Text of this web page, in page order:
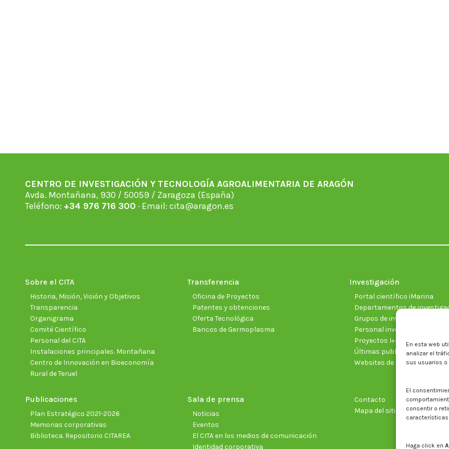
En esta web
analizar el
sus usuarios
El
consentir o
Haga click en
CENTRO DE INVESTIGACIÓN Y TECNOLOGÍA AGROALIMENTARIA DE ARAGÓN
Avda. Montañana, 930 / 50059 / Zaragoza (España)
Teléfono: +34 976 716 300 · Email: cita@aragon.es
Sobre el CITA
Historia, Misión, Visión y Objetivos
Transparencia
Organigrama
Comité Científico
Personal del CITA
Instalaciones principales. Montañana
Centro de Innovación en Bioeconomía
Rural de Teruel
Transferencia
Oficina de Proyectos
Patentes y obtenciones
Oferta Tecnológica
Bancos de Germoplasma
Investigación
Portal científico iMarina
Departamentos de
Grupos de investigación
Personal investigador
Proyectos I+D+I vigentes
Últimas publicaciones
Websites de proyectos
Publicaciones
Plan Estratégico 2021-2026
Memorias corporativas
Biblioteca. Repositorio CITAREA
Sala de prensa
Noticias
Eventos
El CITA en los medios de comunicación
Identidad corporativa
Contacto
Mapa del sitio web